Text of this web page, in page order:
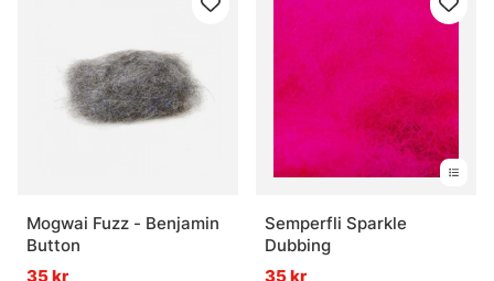
Mogwai Fuzz - Benjamin
Button
35 kr
Semperfli Sparkle
Dubbing
35 kr